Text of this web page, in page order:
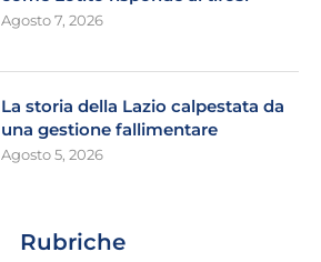
Agosto 7, 2026
La storia della Lazio calpestata da
una gestione fallimentare
Agosto 5, 2026
Rubriche